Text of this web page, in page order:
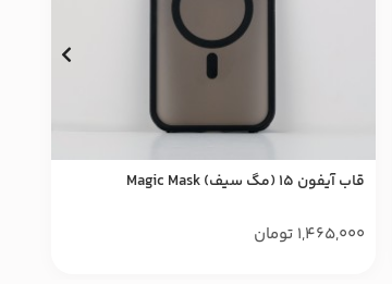
قاب آيفون 15 (مگ سیف) Magic Mask
1,465,000 تومان